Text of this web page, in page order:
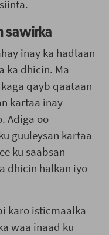
sawirka
inay ka hadlaan
ka dhicin. Ma
qayb qaataan
kartaa inay
Adiga oo
guuleysan kartaa
ku saabsan
dhicin halkan iyo
karo isticmaalka
waa inaad ku